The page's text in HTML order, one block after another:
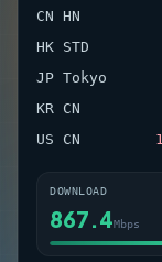
CN HN
HK STD
JP Tokyo
KR CN
US CN
DOWNLOAD
851.6Mbps